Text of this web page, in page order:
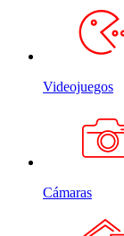
Videojuegos
Cámaras